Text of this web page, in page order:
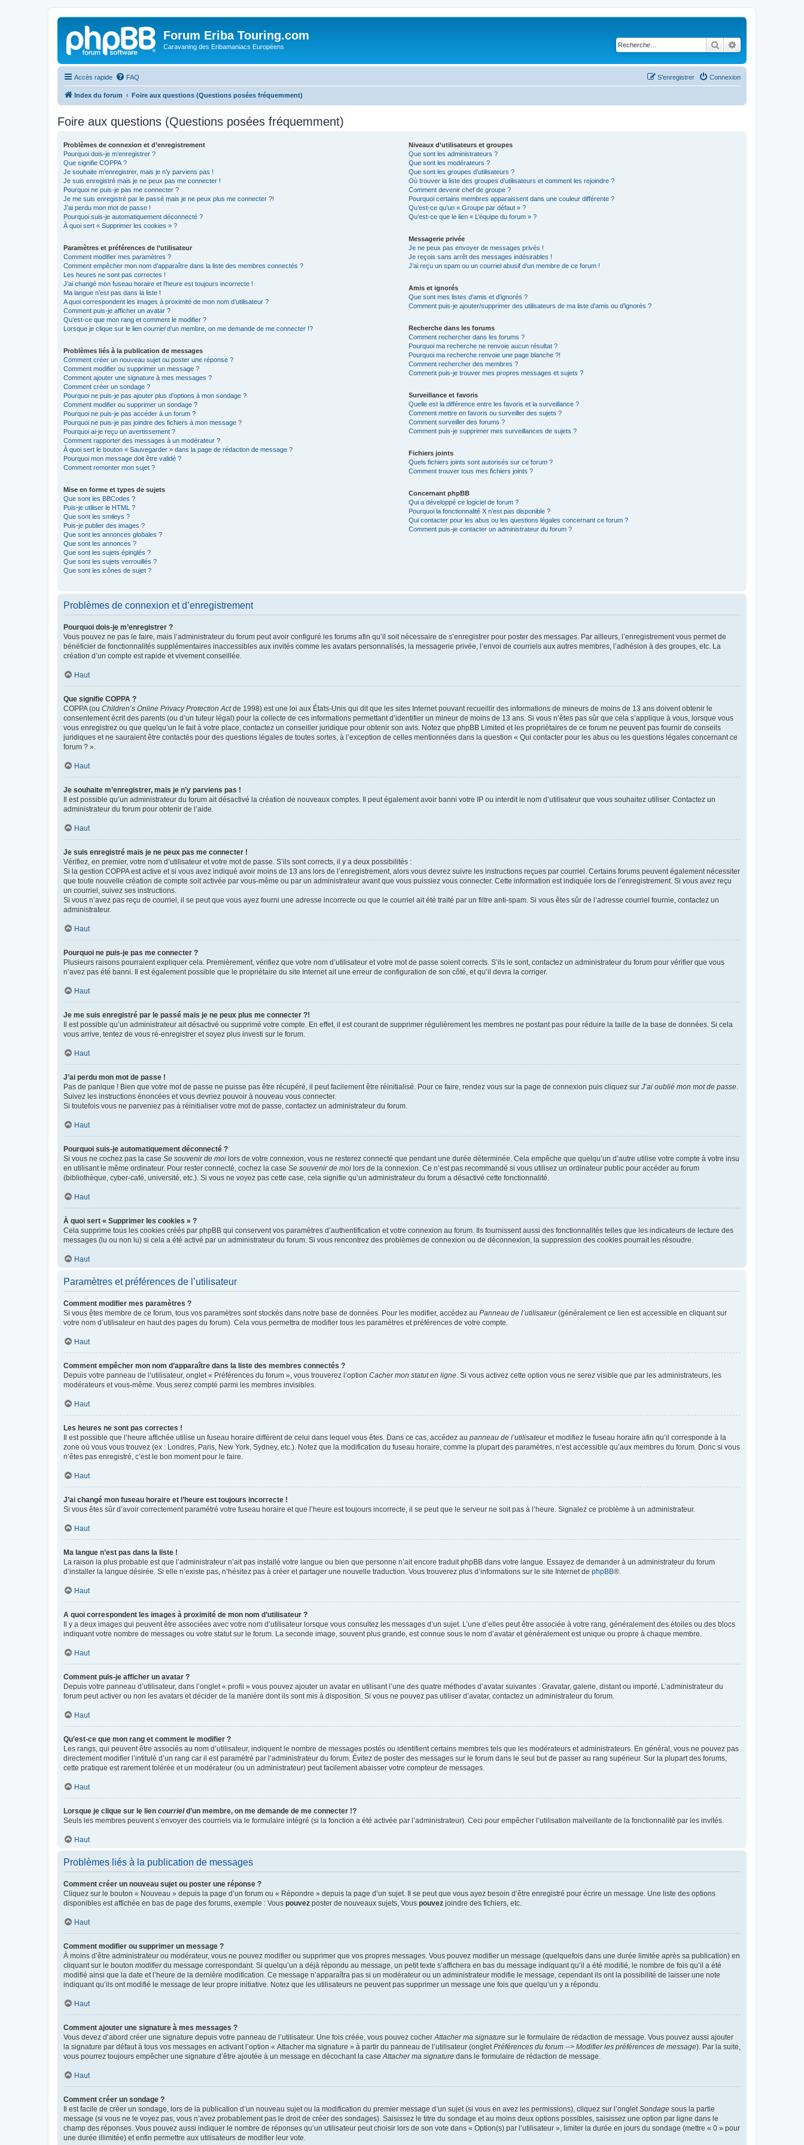
Forum Eriba Touring.com
Caravaning des Eribamaniacs Européens Rechercher
Accès rapide FAQ Connexion
S’enregistrer
Index du forum Foire aux questions (Questions posées fréquemment)
Foire aux questions (Questions posées fréquemment)
Problèmes de connexion et d’enregistrement
Pourquoi dois-je m’enregistrer ?
Que signifie COPPA ?
Je souhaite m’enregistrer, mais je n’y parviens pas !
Je suis enregistré mais je ne peux pas me connecter !
Pourquoi ne puis-je pas me connecter ?
Je me suis enregistré par le passé mais je ne peux plus me connecter ?!
J’ai perdu mon mot de passe !
Pourquoi suis-je automatiquement déconnecté ?
À quoi sert « Supprimer les cookies » ?
Paramètres et préférences de l’utilisateur
Comment modifier mes paramètres ?
Comment empêcher mon nom d’apparaître dans la liste des membres connectés ?
Les heures ne sont pas correctes !
J’ai changé mon fuseau horaire et l’heure est toujours incorrecte !
Ma langue n’est pas dans la liste !
A quoi correspondent les images à proximité de mon nom d’utilisateur ?
Comment puis-je afficher un avatar ?
Qu’est-ce que mon rang et comment le modifier ?
Lorsque je clique sur le lien courrield’un membre, on me demande de me connecter !?
Problèmes liés à la publication de messages
Comment créer un nouveau sujet ou poster une réponse ?
Comment modifier ou supprimer un message ?
Comment ajouter une signature à mes messages ?
Comment créer un sondage ?
Pourquoi ne puis-je pas ajouter plus d’options à mon sondage ?
Comment modifier ou supprimer un sondage ?
Pourquoi ne puis-je pas accéder à un forum ?
Pourquoi ne puis-je pas joindre des fichiers à mon message ?
Pourquoi ai-je reçu un avertissement ?
Comment rapporter des messages à un modérateur ?
À quoi sert le bouton « Sauvegarder » dans la page de rédaction de message ?
Pourquoi mon message doit être validé ?
Comment remonter mon sujet ?
Mise en forme et types de sujets
Que sont les BBCodes ?
Puis-je utiliser le HTML ?
Que sont les smileys ?
Puis-je publier des images ?
Que sont les annonces globales ?
Que sont les annonces ?
Que sont les sujets épinglés ?
Que sont les sujets verrouillés ?
Que sont les icônes de sujet ?
Niveaux d’utilisateurs et groupes
Que sont les administrateurs ?
Que sont les modérateurs ?
Que sont les groupes d’utilisateurs ?
Où trouver la liste des groupes d’utilisateurs et comment les rejoindre ?
Comment devenir chef de groupe ?
Pourquoi certains membres apparaissent dans une couleur différente ?
Qu’est-ce qu’un « Groupe par défaut » ?
Qu’est-ce que le lien « L’équipe du forum » ?
Messagerie privée
Je ne peux pas envoyer de messages privés !
Je reçois sans arrêt des messages indésirables !
J’ai reçu un spam ou un courriel abusif d’un membre de ce forum !
Amis et ignorés
Que sont mes listes d’amis et d’ignorés ?
Comment puis-je ajouter/supprimer des utilisateurs de ma liste d’amis ou d’ignorés ?
Recherche dans les forums
Comment rechercher dans les forums ?
Pourquoi ma recherche ne renvoie aucun résultat ?
Pourquoi ma recherche renvoie une page blanche ?!
Comment rechercher des membres ?
Comment puis-je trouver mes propres messages et sujets ?
Surveillance et favoris
Quelle est la différence entre les favoris et la surveillance ?
Comment mettre en favoris ou surveiller des sujets ?
Comment surveiller des forums ?
Comment puis-je supprimer mes surveillances de sujets ?
Fichiers joints
Quels fichiers joints sont autorisés sur ce forum ?
Comment trouver tous mes fichiers joints ?
Concernant phpBB
Qui a développé ce logiciel de forum ?
Pourquoi la fonctionnalité X n’est pas disponible ?
Qui contacter pour les abus ou les questions légales concernant ce forum ?
Comment puis-je contacter un administrateur du forum ?
Problèmes de connexion et d’enregistrement
Pourquoi dois-je m’enregistrer ?
Vous pouvez ne pas le faire, mais l’administrateur du forum peut avoir configuré les forums afin qu’il soit nécessaire de s’enregistrer pour poster des messages. Par ailleurs, l’enregistrement vous permet de
bénéficier de fonctionnalités supplémentaires inaccessibles aux invités comme les avatars personnalisés, la messagerie privée, l’envoi de courriels aux autres membres, l’adhésion à des groupes, etc. La
création d’un compte est rapide et vivement conseillée.
Haut
Que signifie COPPA ?
COPPA (ou Children’s Online Privacy Protection Actde 1998) est une loi aux États-Unis qui dit que les sites Internet pouvant recueillir des informations de mineurs de moins de 13 ans doivent obtenir le
consentement écrit des parents (ou d’un tuteur légal) pour la collecte de ces informations permettant d’identifier un mineur de moins de 13 ans. Si vous n’êtes pas sûr que cela s’applique à vous, lorsque vous
vous enregistrez ou que quelqu’un le fait à votre place, contactez un conseiller juridique pour obtenir son avis. Notez que phpBB Limited et les propriétaires de ce forum ne peuvent pas fournir de conseils
juridiques et ne sauraient être contactés pour des questions légales de toutes sortes, à l’exception de celles mentionnées dans la question « Qui contacter pour les abus ou les questions légales concernant ce
forum ? ».
Haut
Je souhaite m’enregistrer, mais je n’y parviens pas !
Il est possible qu’un administrateur du forum ait désactivé la création de nouveaux comptes. Il peut également avoir banni votre IP ou interdit le nom d’utilisateur que vous souhaitez utiliser. Contactez un
administrateur du forum pour obtenir de l’aide.
Haut
Je suis enregistré mais je ne peux pas me connecter !
Vérifiez, en premier, votre nom d’utilisateur et votre mot de passe. S’ils sont corrects, il y a deux possibilités :
Si la gestion COPPA est active et si vous avez indiqué avoir moins de 13 ans lors de l’enregistrement, alors vous devrez suivre les instructions reçues par courriel. Certains forums peuvent également nécessiter
que toute nouvelle création de compte soit activée par vous-même ou par un administrateur avant que vous puissiez vous connecter. Cette information est indiquée lors de l’enregistrement. Si vous avez reçu
un courriel, suivez ses instructions.
Si vous n’avez pas reçu de courriel, il se peut que vous ayez fourni une adresse incorrecte ou que le courriel ait été traité par un filtre anti-spam. Si vous êtes sûr de l’adresse courriel fournie, contactez un
administrateur.
Haut
Pourquoi ne puis-je pas me connecter ?
Plusieurs raisons pourraient expliquer cela. Premièrement, vérifiez que votre nom d’utilisateur et votre mot de passe soient corrects. S’ils le sont, contactez un administrateur du forum pour vérifier que vous
n’avez pas été banni. Il est également possible que le propriétaire du site Internet ait une erreur de configuration de son côté, et qu’il devra la corriger.
Haut
Je me suis enregistré par le passé mais je ne peux plus me connecter ?!
Il est possible qu’un administrateur ait désactivé ou supprimé votre compte. En effet, il est courant de supprimer régulièrement les membres ne postant pas pour réduire la taille de la base de données. Si cela
vous arrive, tentez de vous ré-enregistrer et soyez plus investi sur le forum.
Haut
J’ai perdu mon mot de passe !
Pas de panique ! Bien que votre mot de passe ne puisse pas être récupéré, il peut facilement être réinitialisé. Pour ce faire, rendez vous sur la page de connexion puis cliquez sur J’ai oublié mon mot de passe
Suivez les instructions énoncées et vous devriez pouvoir à nouveau vous connecter.
Si toutefois vous ne parveniez pas à réinitialiser votre mot de passe, contactez un administrateur du forum.
Haut
Pourquoi suis-je automatiquement déconnecté ?
Si vous ne cochez pas la case Se souvenir de moi lors de votre connexion, vous ne resterez connecté que pendant une durée déterminée. Cela empêche que quelqu’un d’autre utilise votre compte à votre insu
en utilisant le même ordinateur. Pour rester connecté, cochez la case Se souvenir de moi lors de la connexion. Ce n’est pas recommandé si vous utilisez un ordinateur public pour accéder au forum
(bibliothèque, cyber-café, université, etc.). Si vous ne voyez pas cette case, cela signifie qu’un administrateur du forum a désactivé cette fonctionnalité.
Haut
À quoi sert « Supprimer les cookies » ?
Cela supprime tous les cookies créés par phpBB qui conservent vos paramètres d’authentification et votre connexion au forum. Ils fournissent aussi des fonctionnalités telles que les indicateurs de lecture des
messages (lu ou non lu) si cela a été activé par un administrateur du forum. Si vous rencontrez des problèmes de connexion ou de déconnexion, la suppression des cookies pourrait les résoudre.
Haut
Paramètres et préférences de l’utilisateur
Comment modifier mes paramètres ?
Si vous êtes membre de ce forum, tous vos paramètres sont stockés dans notre base de données. Pour les modifier, accédez au Panneau de l’utilisateur(généralement ce lien est accessible en cliquant sur
votre nom d’utilisateur en haut des pages du forum). Cela vous permettra de modifier tous les paramètres et préférences de votre compte.
Haut
Comment empêcher mon nom d’apparaître dans la liste des membres connectés ?
Depuis votre panneau de l’utilisateur, onglet « Préférences du forum », vous trouverez l’option Cacher mon statut en ligne . Si vous activez cette option vous ne serez visible que par les administrateurs, les
modérateurs et vous-même. Vous serez compté parmi les membres invisibles.
Haut
Les heures ne sont pas correctes !
Il est possible que l’heure affichée utilise un fuseau horaire différent de celui dans lequel vous êtes. Dans ce cas, accédez au panneau de l’utilisateuret modifiez le fuseau horaire afin qu’il corresponde à la
zone où vous vous trouvez (ex : Londres, Paris, New York, Sydney, etc.). Notez que la modification du fuseau horaire, comme la plupart des paramètres, n’est accessible qu’aux membres du forum. Donc si vous
n’êtes pas enregistré, c’est le bon moment pour le faire.
Haut
J’ai changé mon fuseau horaire et l’heure est toujours incorrecte !
Si vous êtes sûr d’avoir correctement paramétré votre fuseau horaire et que l’heure est toujours incorrecte, il se peut que le serveur ne soit pas à l’heure. Signalez ce problème à un administrateur.
Haut
Ma langue n’est pas dans la liste !
La raison la plus probable est que l’administrateur n’ait pas installé votre langue ou bien que personne n’ait encore traduit phpBB dans votre langue. Essayez de demander à un administrateur du forum
d’installer la langue désirée. Si elle n’existe pas, n’hésitez pas à créer et partager une nouvelle traduction. Vous trouverez plus d’informations sur le site Internet de phpBB®.
Haut
A quoi correspondent les images à proximité de mon nom d’utilisateur ?
Il y a deux images qui peuvent être associées avec votre nom d’utilisateur lorsque vous consultez les messages d’un sujet. L’une d’elles peut être associée à votre rang, généralement des étoiles ou des blocs
indiquant votre nombre de messages ou votre statut sur le forum. La seconde image, souvent plus grande, est connue sous le nom d’avatar et généralement est unique ou propre à chaque membre.
Haut
Comment puis-je afficher un avatar ?
Depuis votre panneau d’utilisateur, dans l’onglet « profil » vous pouvez ajouter un avatar en utilisant l’une des quatre méthodes d’avatar suivantes : Gravatar, galerie, distant ou importé. L’administrateur du
forum peut activer ou non les avatars et décider de la manière dont ils sont mis à disposition. Si vous ne pouvez pas utiliser d’avatar, contactez un administrateur du forum.
Haut
Qu’est-ce que mon rang et comment le modifier ?
Les rangs, qui peuvent être associés au nom d’utilisateur, indiquent le nombre de messages postés ou identifient certains membres tels que les modérateurs et administrateurs. En général, vous ne pouvez pas
directement modifier l’intitulé d’un rang car il est paramétré par l’administrateur du forum. Évitez de poster des messages sur le forum dans le seul but de passer au rang supérieur. Sur la plupart des forums,
cette pratique est rarement tolérée et un modérateur (ou un administrateur) peut facilement abaisser votre compteur de messages.
Haut
Lorsque je clique sur le lien courrield’un membre, on me demande de me connecter !?
Seuls les membres peuvent s’envoyer des courriels via le formulaire intégré (si la fonction a été activée par l’administrateur). Ceci pour empêcher l’utilisation malveillante de la fonctionnalité par les invités.
Haut
Problèmes liés à la publication de messages
Comment créer un nouveau sujet ou poster une réponse ?
Cliquez sur le bouton « Nouveau » depuis la page d’un forum ou « Répondre » depuis la page d’un sujet. Il se peut que vous ayez besoin d’être enregistré pour écrire un message. Une liste des options
disponibles est affichée en bas de page des forums, exemple : Vous pouvez poster de nouveaux sujets, Vous pouvez joindre des fichiers, etc.
Haut
Comment modifier ou supprimer un message ?
À moins d’être administrateur ou modérateur, vous ne pouvez modifier ou supprimer que vos propres messages. Vous pouvez modifier un message (quelquefois dans une durée limitée après sa publication) en
cliquant sur le bouton modifierdu message correspondant. Si quelqu’un a déjà répondu au message, un petit texte s’affichera en bas du message indiquant qu’il a été modifié, le nombre de fois qu’il a été
modifié ainsi que la date et l’heure de la dernière modification. Ce message n’apparaîtra pas si un modérateur ou un administrateur modifie le message, cependant ils ont la possibilité de laisser une note
indiquant qu’ils ont modifié le message de leur propre initiative. Notez que les utilisateurs ne peuvent pas supprimer un message une fois que quelqu’un y a répondu.
Haut
Comment ajouter une signature à mes messages ?
Vous devez d’abord créer une signature depuis votre panneau de l’utilisateur. Une fois créée, vous pouvez cocher Attacher ma signature sur le formulaire de rédaction de message. Vous pouvez aussi ajouter
la signature par défaut à tous vos messages en activant l’option « Attacher ma signature » à partir du panneau de l’utilisateur (onglet Préférences du forum --> Modifier les préférences de message). Par la suite,
vous pourrez toujours empêcher une signature d’être ajoutée à un message en décochant la case Attacher ma signature dans le formulaire de rédaction de message.
Haut
Comment créer un sondage ?
Il est facile de créer un sondage, lors de la publication d’un nouveau sujet ou la modification du premier message d’un sujet (si vous en avez les permissions), cliquez sur l’onglet Sondage sous la partie
message (si vous ne le voyez pas, vous n’avez probablement pas le droit de créer des sondages). Saisissez le titre du sondage et au moins deux options possibles, saisissez une option par ligne dans le
champ des réponses. Vous pouvez aussi indiquer le nombre de réponses qu’un utilisateur peut choisir lors de son vote dans « Option(s) par l’utilisateur », limiter la durée en jours du sondage (mettre « 0 » pour
une durée illimitée) et enfin permettre aux utilisateurs de modifier leur vote.